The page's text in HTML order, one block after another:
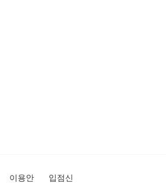
이용안
입점신